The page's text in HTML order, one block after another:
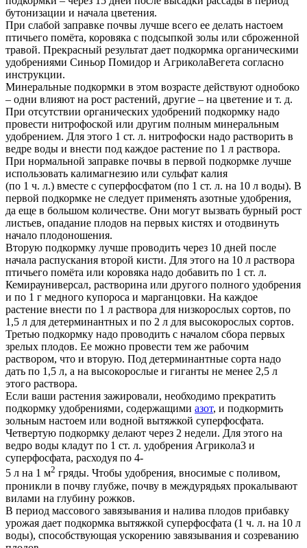
бутонизации и начала цветения.
При слабой заправке почвы лучше всего ее делать настоем
птичьего помёта, коровяка с подсыпкой золы или сброженной
травой. Прекрасный результат дает подкормка органическими
удобрениями Синьор Помидор и Агрикола­Вегета согласно
инструкции.
Минеральные подкормки в этом возрасте действуют однобоко
– одни влияют на рост растений, другие – на цветение и т. д.
При отсутствии органических удобрений подкормку надо
провести нитрофоской или другим полным минеральным
удобрением. Для этого 1 ст. л. нитрофоски надо растворить в
ведре воды и внести под каждое растение по 1 л раствора.
При нормальной заправке почвы в первой подкормке лучше
использовать калимагнезию или сульфат калия
(по 1 ч. л.) вместе с суперфосфатом (по 1 ст. л. на 10 л воды). В
первой подкормке не следует применять азотные удобрения,
да еще в большом количестве. Они могут вызвать бурный рост
листьев, опадание плодов на первых кистях и отодвинуть
начало плодоношения.
Вторую подкормку лучше проводить через 10 дней после
начала распускания второй кисти. Для этого на 10 л раствора
птичьего помёта или коровяка надо добавить по 1 ст. л.
Кемира­универсал, растворина или другого полного удобрения
и по 1 г медного купороса и марганцовки. На каждое
растение внести по 1 л раствора для низкорослых сортов, по
1,5 л для детерминантных и по 2 л для высокорослых сортов.
Третью подкормку надо проводить с началом сбора первых
зрелых плодов. Ее можно провести тем же рабочим
раствором, что и вторую. Под детерминантные сорта надо
дать по 1,5 л, а на высокорослые и гиганты не менее 2,5 л
этого раствора.
Если ваши растения зажировали, необходимо прекратить
подкормку удобрениями, содержащими азот, и подкормить
зольным настоем или водной вытяжкой суперфосфата.
Четвертую подкормку делают через 2 недели. Для этого на
ведро воды кладут по 1 ст. л. удобрения Агрикола­3 и
суперфосфата, расходуя по 4-
5 л на 1 м2 гряды. Чтобы удобрения, вносимые с поливом,
проникли в почву глубже, почву в междурядьях прокалывают
вилами на глубину рожков.
В период массового завязывания и налива плодов прибавку
урожая дает подкормка вытяжкой суперфосфата (1 ч. л. на 10 л
воды), способствующая ускорению завязывания и созреванию